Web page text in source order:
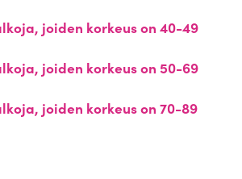
joiden korkeus on 40-49
joiden korkeus on 50-69
joiden korkeus on 70-89